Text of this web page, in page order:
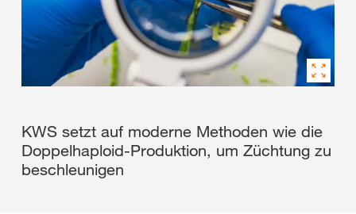
KWS setzt auf moderne Methoden wie die
Doppelhaploid-Produktion, um Züchtung zu
beschleunigen